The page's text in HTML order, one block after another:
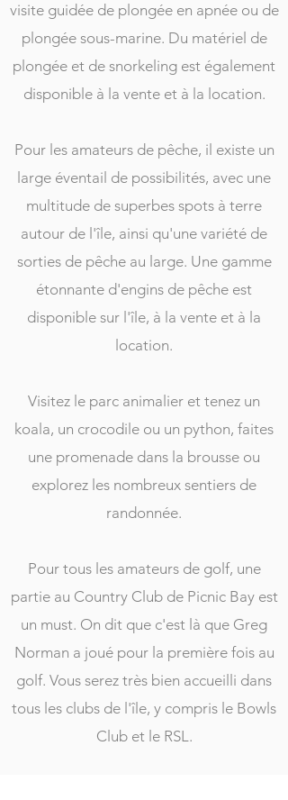
visite guidée de plongée en apnée ou de
plongée sous-marine. Du matériel de
plongée et de snorkeling est également
disponible à la vente et à la location.
Pour les amateurs de pêche, il existe un
large éventail de possibilités, avec une
multitude de superbes spots à terre
autour de l'île, ainsi qu'une variété de
sorties de pêche au large. Une gamme
étonnante d'engins de pêche est
disponible sur l'île, à la vente et à la
location.
Visitez le parc animalier et tenez un
koala, un crocodile ou un python, faites
une promenade dans la brousse ou
explorez les nombreux sentiers de
randonnée.
Pour tous les amateurs de golf, une
partie au Country Club de Picnic Bay est
un must. On dit que c'est là que Greg
Norman a joué pour la première fois au
golf. Vous serez très bien accueilli dans
tous les clubs de l'île, y compris le Bowls
Club et le RSL.